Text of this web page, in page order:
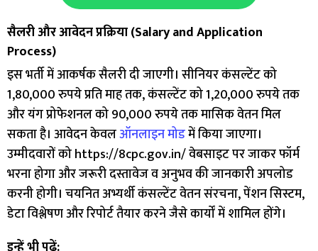
सैलरी और आवेदन प्रक्रिया (Salary and Application
Process)
इस भर्ती में आकर्षक सैलरी दी जाएगी। सीनियर कंसल्टेंट को
1,80,000 रुपये प्रति माह तक, कंसल्टेंट को 1,20,000 रुपये तक
और यंग प्रोफेशनल को 90,000 रुपये तक मासिक वेतन मिल
सकता है। आवेदन केवलऑनलाइन मोडमें किया जाएगा।
उम्मीदवारों को https://8cpc.gov.in/ वेबसाइट पर जाकर फॉर्म
भरना होगा और जरूरी दस्तावेज व अनुभव की जानकारी अपलोड
करनी होगी। चयनित अभ्यर्थी कंसल्टेंट वेतन संरचना, पेंशन सिस्टम,
डेटा विश्लेषण और रिपोर्ट तैयार करने जैसे कार्यों में शामिल होंगे।